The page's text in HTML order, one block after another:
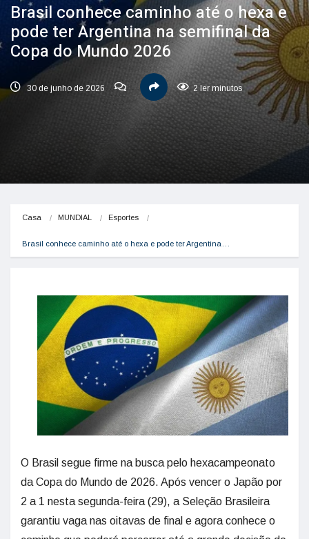
Brasil conhece caminho até o hexa e
pode ter Argentina na semifinal da
Copa do Mundo 2026
30 de junho de 2026 2 ler minutos
Casa MUNDIAL Esportes
Brasil conhece caminho até o hexa e pode ter Argentina…
O Brasil segue firme na busca pelo hexacampeonato
da Copa do Mundo de 2026. Após vencer o Japão por
2 a 1 nesta segunda-feira (29), a Seleção Brasileira
garantiu vaga nas oitavas de final e agora conhece o